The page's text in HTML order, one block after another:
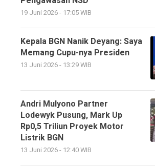
19 Juni 2026 - 17:05 WIB
Kepala BGN Nanik Deyang: Saya
Memang Cupu-nya Presiden
13 Juni 2026 - 13:29 WIB
Andri Mulyono Partner
Lodewyk Pusung, Mark Up
Rp0,5 Triliun Proyek Motor
Listrik BGN
13 Juni 2026 - 12:40 WIB